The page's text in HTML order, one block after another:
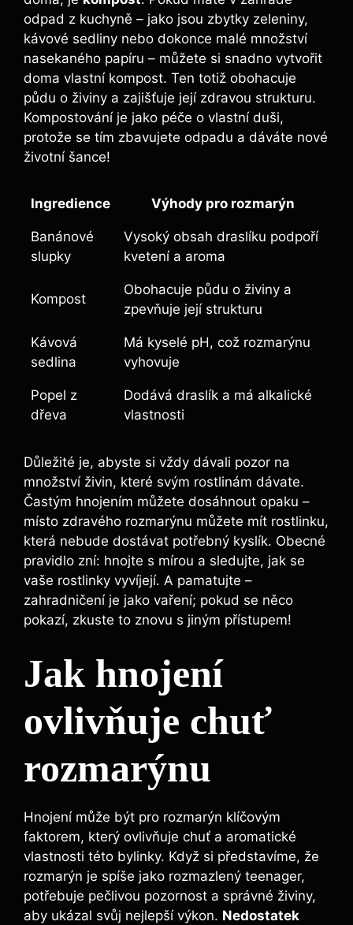
odpad⁢ z kuchyně – jako ​jsou zbytky zeleniny,
kávové sedliny nebo ⁢dokonce malé množství
nasekaného papíru – můžete si snadno vytvořit
doma vlastní kompost. Ten totiž obohacuje
půdu⁢ o živiny a zajišťuje ⁣její zdravou strukturu.
Kompostování je jako péče o vlastní duši,
protože⁤ se tím zbavujete odpadu ⁢a dáváte nové
životní šance!
Ingredience Výhody pro rozmarýn
Banánové
slupky
Vysoký obsah draslíku podpoří
kvetení a aroma
Kompost
Obohacuje půdu‍ o živiny​ a
zpevňuje její‌ strukturu
Kávová
sedlina
Má kyselé⁤ pH, ‍což rozmarýnu
vyhovuje
Popel z
dřeva
Dodává draslík a má alkalické
vlastnosti
Důležité⁢ je,⁣ abyste si vždy dávali⁣ pozor​ na
množství živin, které svým rostlinám dávate.
Častým hnojením můžete dosáhnout opaku –
místo zdravého rozmarýnu můžete mít rostlinku,
která nebude dostávat potřebný kyslík. Obecné
pravidlo zní: hnojte s mírou a ‌sledujte, jak se
vaše rostlinky vyvíjejí. A pamatujte –
zahradničení‌ je‌ jako vaření; pokud se něco
pokazí,⁣ zkuste to znovu s jiným přístupem!
Jak hnojení
ovlivňuje chuť⁤
rozmarýnu
Hnojení může⁤ být pro rozmarýn ⁣klíčovým⁤
faktorem, který ovlivňuje chuť a aromatické
vlastnosti této bylinky. Když si představíme, že
rozmarýn je⁤ spíše jako rozmazlený teenager,
potřebuje pečlivou pozornost⁢ a správné ‍živiny,
aby ukázal svůj ‌nejlepší⁣ výkon. Nedostatek